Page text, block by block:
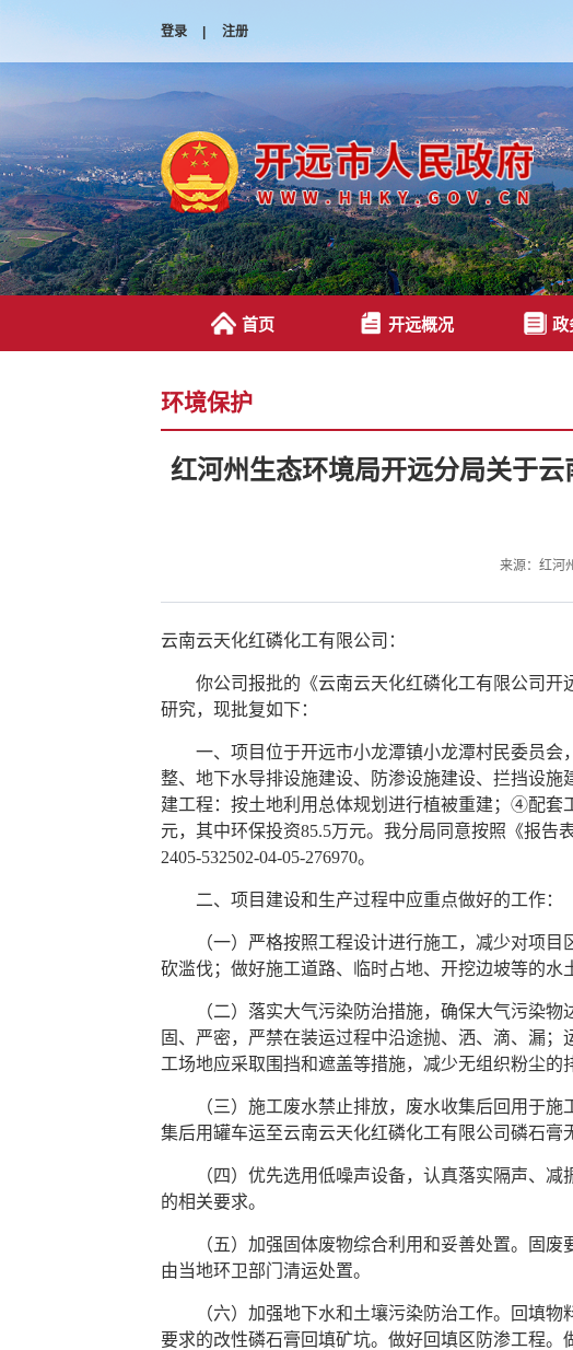
登录 | 注册
首页 开远概况 政
环境保护
红河州生态环境局开远分局关于
来源：红河
云南云天化红磷化工有限公司：
你公司报批的《云南云天化红磷化工有限公司开
研究，现批复如下：
一、项目位于开远市小龙潭镇小龙潭村民委员会
整、地下水导排设施建设、防渗设施建设、拦挡设
建工程：按土地利用总体规划进行植被重建；④配套
元，其中环保投资85.5万元。我分局同意按照《报告
2405-532502-04-05-276970。
二、项目建设和生产过程中应重点做好的工作：
（一）严格按照工程设计进行施工，减少对项目
砍滥伐；做好施工道路、临时占地、开挖边坡等的水
（二）落实大气污染防治措施，确保大气污染物
固、严密，严禁在装运过程中沿途抛、洒、滴、漏
工场地应采取围挡和遮盖等措施，减少无组织粉尘的
（三）施工废水禁止排放，废水收集后回用于施
集后用罐车运至云南云天化红磷化工有限公司磷石膏
（四）优先选用低噪声设备，认真落实隔声、减振
的相关要求。
（五）加强固体废物综合利用和妥善处置。固废
由当地环卫部门清运处置。
（六）加强地下水和土壤污染防治工作。回填物
要求的改性磷石膏回填矿坑。做好回填区防渗工程。